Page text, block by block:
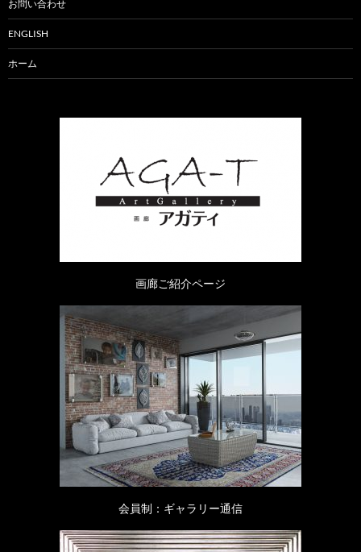
お問い合わせ
ENGLISH
ホーム
画廊ご紹介ページ
会員制：ギャラリー通信